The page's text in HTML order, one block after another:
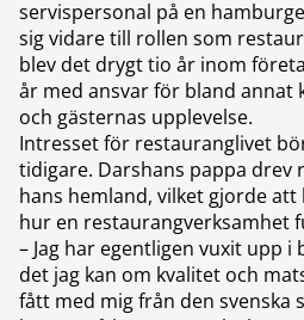
servispersonal på en
sig vidare till rollen som
blev det drygt tio år inom
år med ansvar för bland annat
och gästernas upplevelse.
Intresset för restauranglivet
tidigare. Darshans pappa drev
hans hemland, vilket gjorde
hur en restaurangverksamhet
– Jag har egentligen vuxit upp i
det jag kan om kvalitet och
fått med mig från den svenska